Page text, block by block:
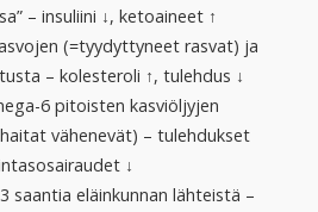
– insuliini ↓, ketoaineet ↑
(=tyydyttyneet rasvat) ja
– kolesteroli ↑, tulehdus ↓
6 pitoisten kasviöljyjen
vähenevät) – tulehdukset
↓
saantia eläinkunnan lähteistä –